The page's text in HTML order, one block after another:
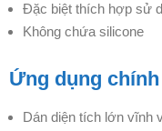
Đặc biệt thích hợp sử
Không chứa silicone
Ứng dụng chính
Dán diện tích lớn vĩnh